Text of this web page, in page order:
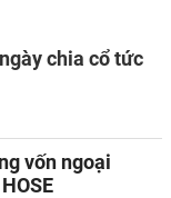
chia cổ tức
vốn ngoại